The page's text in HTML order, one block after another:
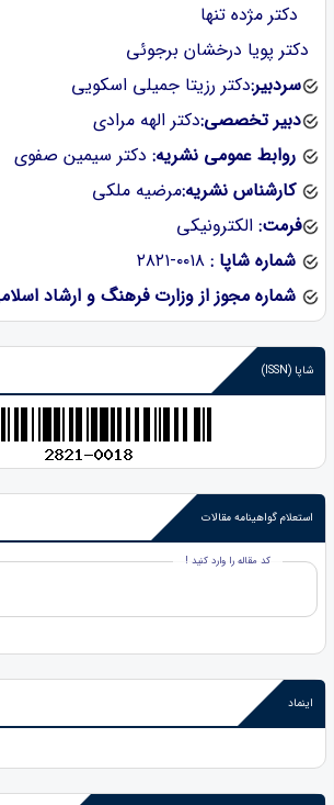
دکتر مژده تنها
دکتر پویا درخشان برجوئی
سردبیر:دکتر رزیتا جمیلی اسکویی
دبیر تخصصی:دکتر الهه مرادی
روابط عمومی نشریه: دکتر سیمین صفوی
کارشناس نشریه:مرضیه ملکی
فرمت:الکترونیکی
شماره شاپا :‪۲۸۲۱-۰۰۱۸
شماره مجوز از وزارت فرهنگ و ارشاد
شاپا (ISSN)
استعلام گواهینامه مقالات
کد مقاله را وارد کنید !
اینماد